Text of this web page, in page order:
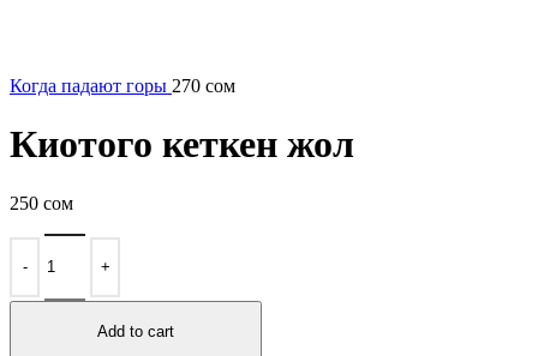
Когда падают горы 270 сом
Киотого кеткен жол
250 сом
Киотого
кеткен
quantity
Add to cart